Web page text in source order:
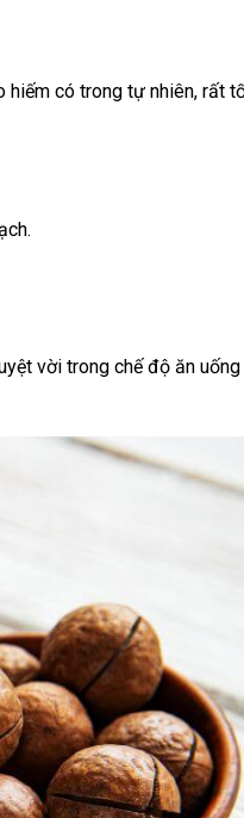
hiếm có trong tự nhiên, rất
vời trong chế độ ăn uống